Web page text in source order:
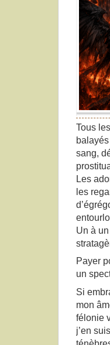
Tous
sang,
Les
les
Un à
Payer
un
Si
mon
félonie
j’en